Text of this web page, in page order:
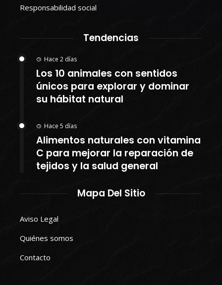
Responsabilidad social
Tendencias
Hace 2 días
Los 10 animales con sentidos
únicos para explorar y dominar
su hábitat natural
Hace 5 días
Alimentos naturales con vitamina
C para mejorar la reparación de
tejidos y la salud general
Mapa Del Sitio
Aviso Legal
Quiénes somos
Contacto